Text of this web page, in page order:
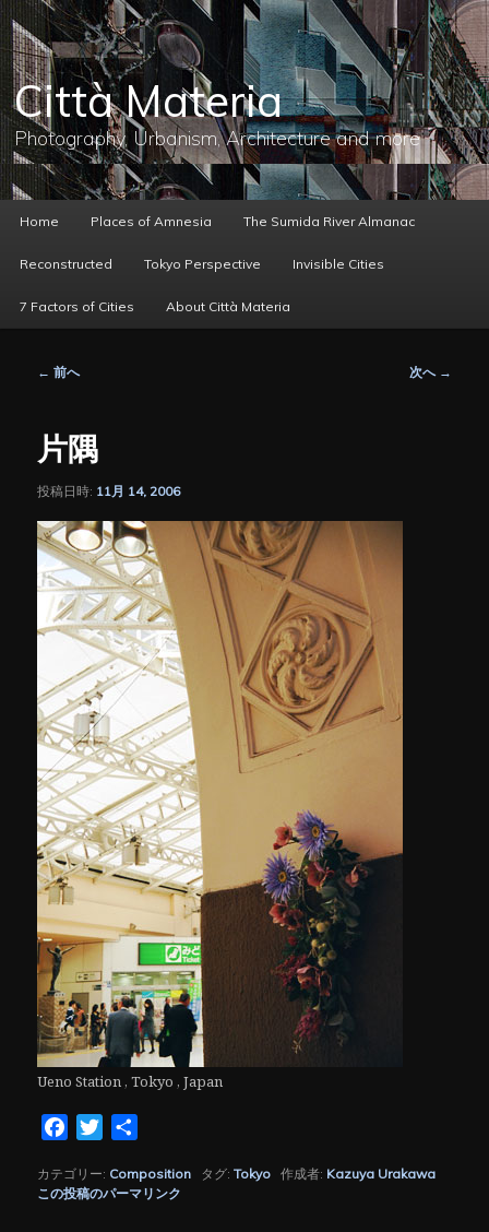
メ
イ
ン
コ
ン
テ
ン
へ
移
動
Città Materia
Photography, Urbanism, Architecture and more
ー
Home Places of Amnesia The Sumida River Almanac
Reconstructed Tokyo Perspective Invisible Cities
7 Factors of Cities About Città Materia
ビ
ゲ
シ
ン
← 前へ 次へ →
片隅
投稿日時: 11月 14, 2006
Ueno Station , Tokyo , Japan
FacebookTwitter
カテゴリー: Composition タグ:Tokyo 作成者: Kazuya Urakawa
この投稿のパーマリンク